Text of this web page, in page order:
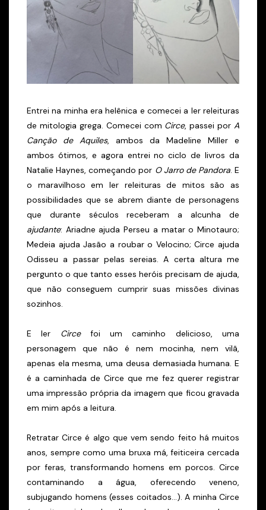
Entrei na minha era helênica e comecei a ler releituras
de mitologia grega. Comecei com Circe, passei por A
Canção de Aquiles, ambos da Madeline Miller e
ambos ótimos, e agora entrei no ciclo de livros da
Natalie Haynes, começando por O Jarro de Pandora. E
o maravilhoso em ler releituras de mitos são as
possibilidades que se abrem diante de personagens
que durante séculos receberam a alcunha de
ajudante: Ariadne ajuda Perseu a matar o Minotauro;
Medeia ajuda Jasão a roubar o Velocino; Circe ajuda
Odisseu a passar pelas sereias. A certa altura me
pergunto o que tanto esses heróis precisam de ajuda,
que não conseguem cumprir suas missões divinas
sozinhos.
E ler Circefoi um caminho delicioso, uma
personagem que não é nem mocinha, nem vilã,
apenas ela mesma, uma deusa demasiada humana. E
é a caminhada de Circe que me fez querer registrar
uma impressão própria da imagem que ficou gravada
em mim após a leitura.
Retratar Circe é algo que vem sendo feito há muitos
anos, sempre como uma bruxa má, feiticeira cercada
por feras, transformando homens em porcos. Circe
contaminando a água, oferecendo veneno,
subjugando homens (esses coitados...). A minha Circe